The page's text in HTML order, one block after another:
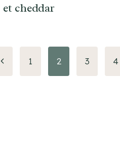
et cheddar
Page
1 2 3 4